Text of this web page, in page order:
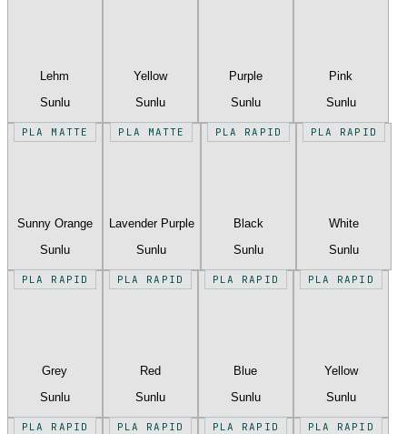
Lehm
Sunlu
Yellow
Sunlu
Purple
Sunlu
Pink
Sunlu
PLA MATTE
Sunny Orange
Sunlu
PLA MATTE
Lavender Purple
Sunlu
PLA RAPID
Black
Sunlu
PLA RAPID
White
Sunlu
PLA RAPID
Grey
Sunlu
PLA RAPID
Red
Sunlu
PLA RAPID
Blue
Sunlu
PLA RAPID
Yellow
Sunlu
PLA RAPID PLA RAPID PLA RAPID PLA RAPID